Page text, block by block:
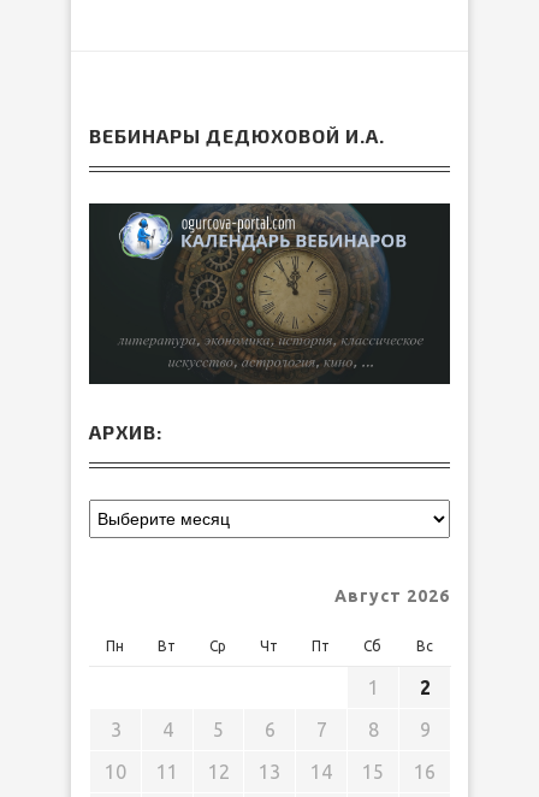
ВЕБИНАРЫ ДЕДЮХОВОЙ И.А.
АРХИВ:
Август 2026
Пн Вт Ср Чт Пт Сб Вс
1
2
3
4 5 6 7 8
9
10
11 12 13 14 15
16